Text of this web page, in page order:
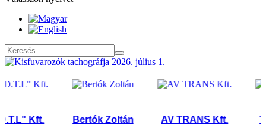
Kft. Bertók Zoltán AV TRANS Kft.